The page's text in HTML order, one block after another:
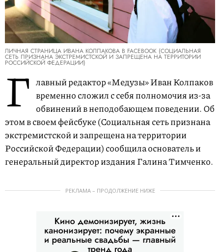
ЛИЧНАЯ СТРАНИЦА ИВАНА КОЛПАКОВА В FACEBOOK (СОЦИАЛЬНАЯ
СЕТЬ ПРИЗНАНА ЭКСТРЕМИСТСКОЙ И ЗАПРЕЩЕНА НА ТЕРРИТОРИИ
РОССИЙСКОЙ ФЕДЕРАЦИИ)
Г лавный редактор «Медузы» Иван Колпаков
временно сложил с себя полномочия из-за
обвинений в неподобающем поведении. Об
этом в своем фейсбуке (Социальная сеть признана
экстремистской и запрещена на территории
Российской Федерации) сообщила основатель и
генеральный директор издания Галина Тимченко.
РЕКЛАМА – ПРОДОЛЖЕНИЕ НИЖЕ